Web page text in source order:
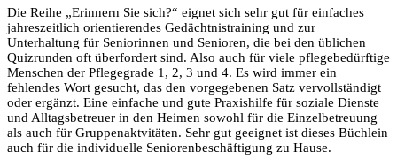
Die Reihe „Erinnern Sie sich?“ eignet sich sehr gut für einfaches
jahreszeitlich orientierendes Gedächtnistraining und zur
Unterhaltung für Seniorinnen und Senioren, die bei den üblichen
Quizrunden oft überfordert sind. Also auch für viele pflegebedürftige
Menschen der Pflegegrade 1, 2, 3 und 4. Es wird immer ein
fehlendes Wort gesucht, das den vorgegebenen Satz vervollständigt
oder ergänzt. Eine einfache und gute Praxishilfe für soziale Dienste
und Alltagsbetreuer in den Heimen sowohl für die Einzelbetreuung
als auch für Gruppenaktvitäten. Sehr gut geeignet ist dieses Büchlein
auch für die individuelle Seniorenbeschäftigung zu Hause.